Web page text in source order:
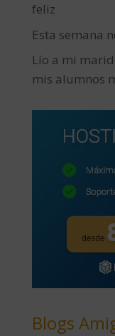
feliz
Esta semana
Lío a mi
mis alumnos
Blogs